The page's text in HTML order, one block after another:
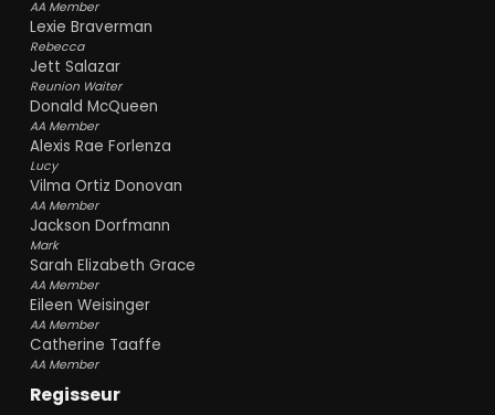
AA Member
Lexie Braverman
Rebecca
Jett Salazar
Reunion Waiter
Donald McQueen
AA Member
Alexis Rae Forlenza
Lucy
Vilma Ortiz Donovan
AA Member
Jackson Dorfmann
Mark
Sarah Elizabeth Grace
AA Member
Eileen Weisinger
AA Member
Catherine Taaffe
AA Member
Regisseur